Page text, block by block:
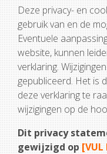
Deze privacy- en
gebruik van en de
Eventuele
website, kunnen
verklaring.
gepubliceerd. Het is
deze verklaring te
wijzigingen op de
Dit privacy
gewijzigd op[VUL